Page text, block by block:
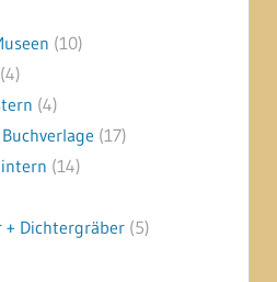
(10)
(4)
(4)
(17)
(14)
Dichtergräber(5)